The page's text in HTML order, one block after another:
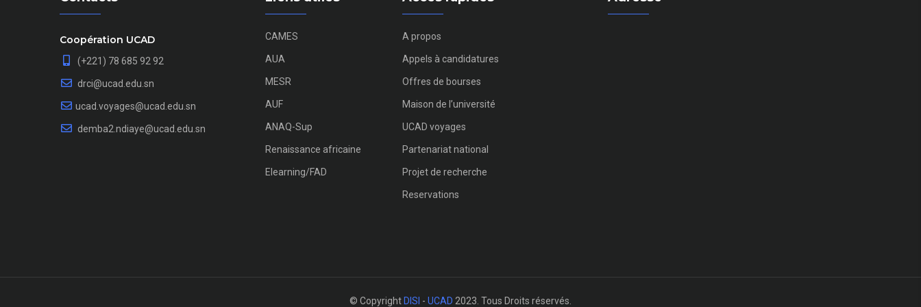
Coopération UCAD
(+221) 78 685 92 92
drci@ucad.edu.sn
ucad.voyages@ucad.edu.sn
demba2.ndiaye@ucad.edu.sn
CAMES
AUA
MESR
AUF
ANAQ-Sup
Renaissance africaine
Elearning/FAD
A propos
Appels à candidatures
Offres de bourses
Maison de l’université
UCAD voyages
Partenariat national
Projet de recherche
Reservations
© Copyright DISI - UCAD 2023. Tous Droits réservés.